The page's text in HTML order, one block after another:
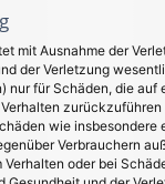
mit Ausnahme der
der Verletzung
nur für Schäden, die auf
wie insbesondere
Verbrauchern
Verhalten oder bei